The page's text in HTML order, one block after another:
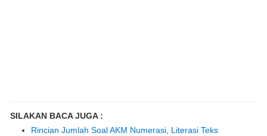
SILAKAN BACA JUGA :
Rincian Jumlah Soal AKM Numerasi, Literasi Teks